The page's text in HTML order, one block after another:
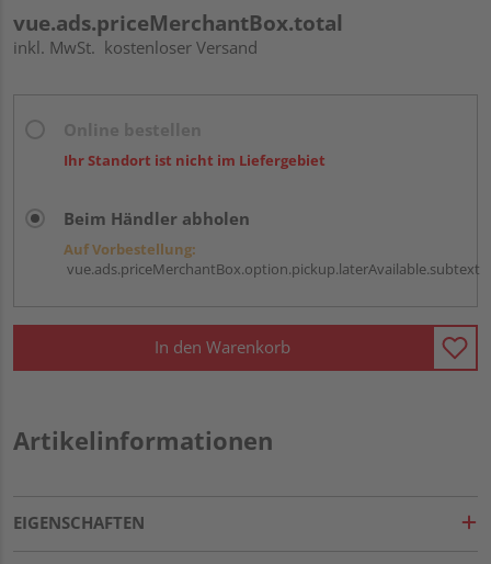
vue.ads.priceMerchantBox.total
inkl. MwSt. kostenloser Versand
Ihr Standort ist nicht im Liefergebiet
Beim Händler abholen
Auf Vorbestellung:
vue.ads.priceMerchantBox.option.pickup.laterAvailable.subtext
In den Warenkorb
Artikelinformationen
EIGENSCHAFTEN